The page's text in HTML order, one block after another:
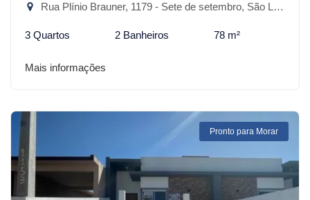
Rua Plínio Brauner, 1179 - Sete de setembro, São Lourenço do Sul-RS
3 Quartos 2 Banheiros 78 m²
Mais informações
Pronto para Morar